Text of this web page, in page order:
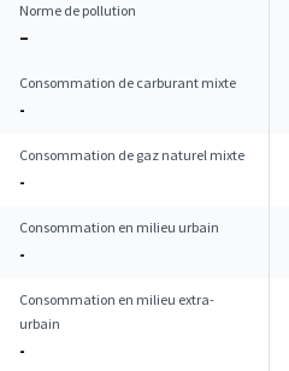
Norme de pollution
–
Consommation de carburant mixte
-
Consommation de gaz naturel mixte
-
Consommation en milieu urbain
-
Consommation en milieu extra-
urbain
-